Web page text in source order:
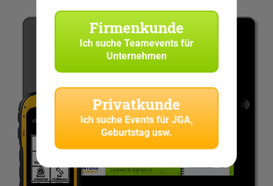
Firmenkunde
Ich sucheTeamevents für
Unternehmen
Privatkunde
Ich suche Events für JGA,
Geburtstag usw.